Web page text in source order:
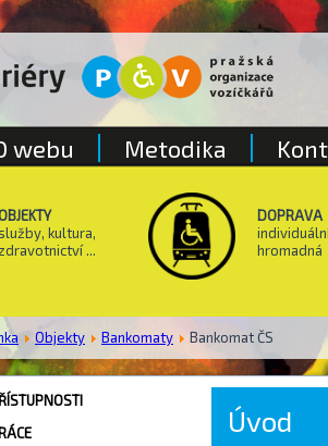
služby, kultura,
...
DOPRAVA
hromadná
Objekty Bankomaty Bankomat ČS
webu Metodika
Úvod